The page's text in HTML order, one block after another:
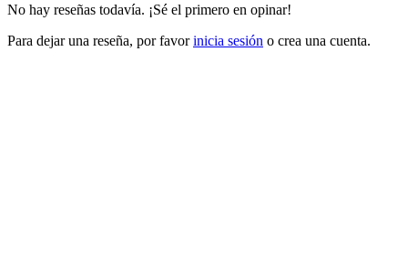
No hay reseñas todavía. ¡Sé el primero en opinar!
Para dejar una reseña, por favorinicia sesión o crea una cuenta.